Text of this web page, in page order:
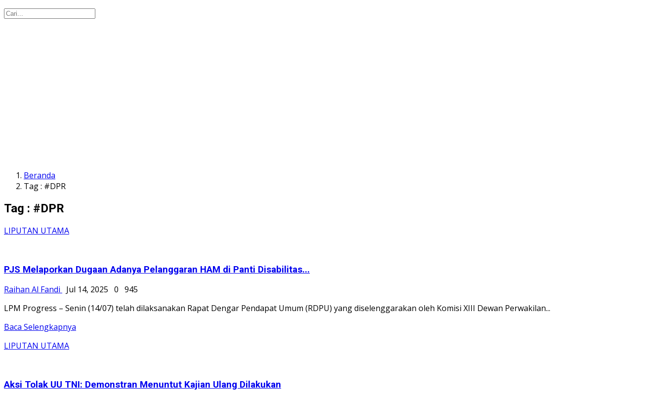
Beranda
Tag : #DPR
Tag : #DPR
LIPUTAN UTAMA
PJS Melaporkan Dugaan Adanya Pelanggaran HAM di Panti Disabilitas...
Raihan Al Fandi
Jul 14, 2025 0 945
LPM Progress – Senin (14/07) telah dilaksanakan Rapat Dengar Pendapat Umum (RDPU) yang diselenggarakan oleh Komisi XIII Dewan Perwakilan...
Baca Selengkapnya
LIPUTAN UTAMA
Aksi Tolak UU TNI: Demonstran Menuntut Kajian Ulang Dilakukan